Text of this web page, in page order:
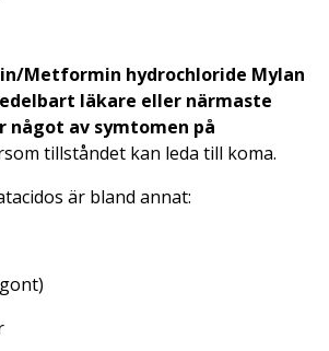
Metformin hydrochloride Mylan
läkare eller närmaste
något av symtomen på
tillståndet kan leda till koma.
är bland annat: